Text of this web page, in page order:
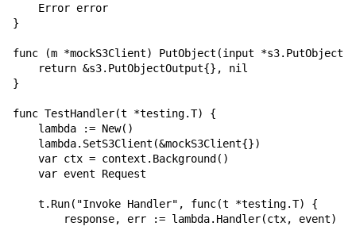
    Error error
}
func (m *mockS3Client) PutObject(input
    return &s3.PutObjectOutput{}, nil
}
func TestHandler(t *testing.T) {
    lambda := New()
    lambda.SetS3Client(&mockS3Client{})
    var ctx = context.Background()
    var event Request
    t.Run("Invoke Handler", func(t *testing.T) {
        response, err := lambda.Handler(ctx, event)